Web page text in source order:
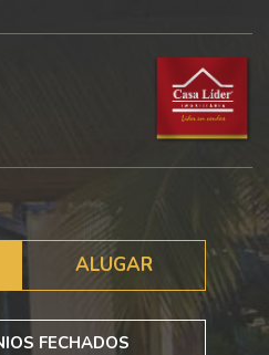
ALUGAR
FECHADOS